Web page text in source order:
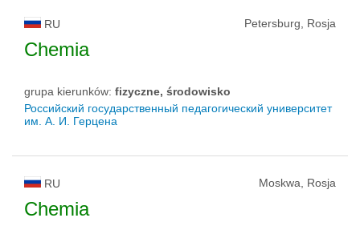
RU Petersburg, Rosja
Chemia
grupa kierunków: fizyczne, środowisko
Российский государственный педагогический университет
им. А. И. Герцена
RU Moskwa, Rosja
Chemia